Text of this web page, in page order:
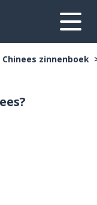
Chinees zinnenboek